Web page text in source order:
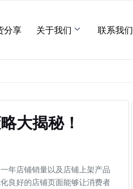
分享 关于我们 联系我们
大揭秘！
年店铺销量以及店铺上架产品
良好的店铺页面能够让消费者